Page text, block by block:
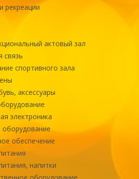
рекреации
актовый зал
связь
спортивного зала
аксессуары
электроника
оборудование
обеспечение
напитки
оборудование